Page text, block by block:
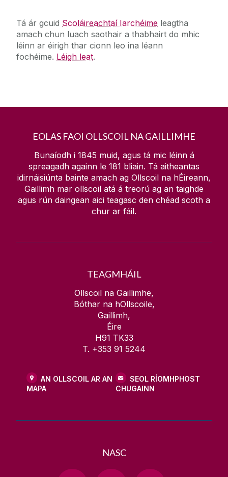
Tá ár gcuid Scoláireachtaí Iarchéime leagtha
amach chun luach saothair a thabhairt do mhic
léinn ar éirigh thar cionn leo ina léann
fochéime. Léigh leat.
EOLAS FAOI OLLSCOIL NA GAILLIMHE
Bunaíodh i 1845 muid, agus tá mic léinn á
spreagadh againn le 181 bliain. Tá aitheantas
idirnáisiúnta bainte amach ag Ollscoil na hÉireann,
Gaillimh mar ollscoil atá á treorú ag an taighde
agus rún daingean aici teagasc den chéad scoth a
chur ar fáil.
TEAGMHÁIL
Ollscoil na Gaillimhe,
Bóthar na hOllscoile,
Gaillimh,
Éire
H91 TK33
T. +353 91 5244
AN OLLSCOIL AR AN
MAPA
SEOL RÍOMHPHOST
CHUGAINN
NASC